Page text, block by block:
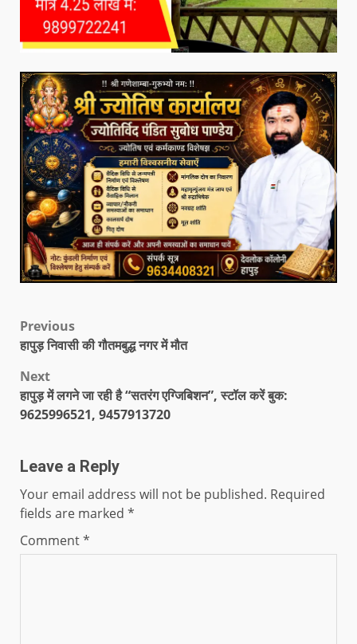
Previous
हापुड़ निवासी की गौतमबुद्ध नगर में मौत
Next
हापुड़ में लगने जा रही है “सतरंग एग्जिबिशन”, स्टॉल करें बुक:
9625996521, 9457913720
Leave a Reply
Your email address will not be published. Required
fields are marked *
Comment*